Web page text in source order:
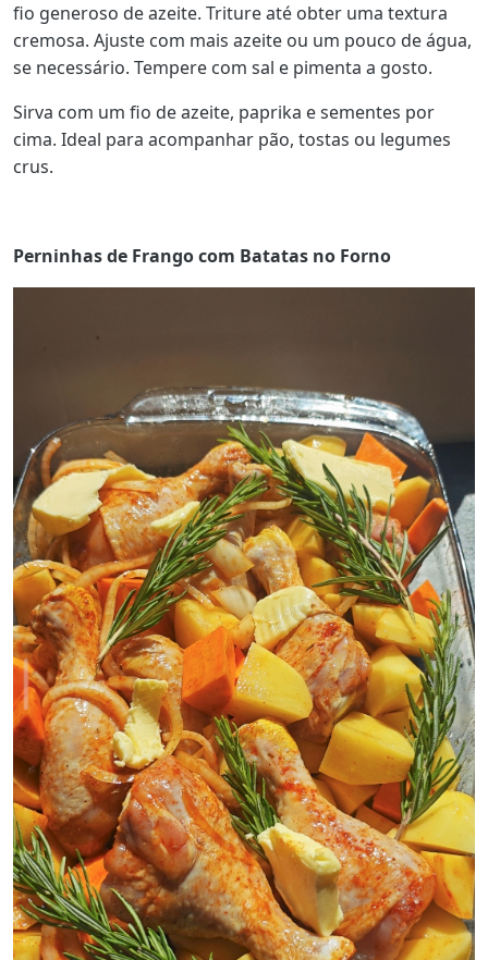
fio generoso de azeite. Triture até obter uma textura
cremosa. Ajuste com mais azeite ou um pouco de água,
se necessário. Tempere com sal e pimenta a gosto.
Sirva com um fio de azeite, paprika e sementes por
cima. Ideal para acompanhar pão, tostas ou legumes
crus.
Perninhas de Frango com Batatas no Forno